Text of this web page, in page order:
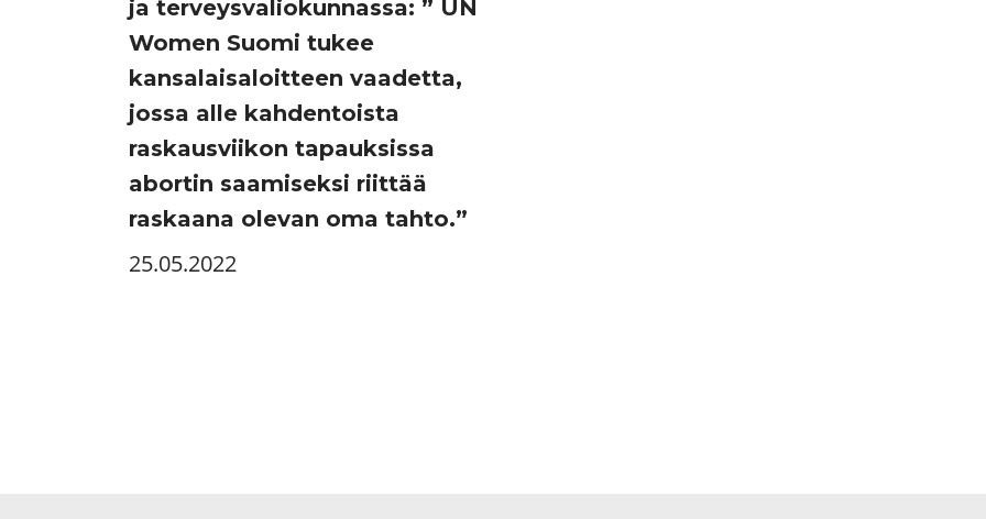
ja terveysvaliokunnassa: ” UN
Women Suomi tukee
kansalaisaloitteen vaadetta,
jossa alle kahdentoista
raskausviikon tapauksissa
abortin saamiseksi riittää
raskaana olevan oma tahto.”
25.05.2022